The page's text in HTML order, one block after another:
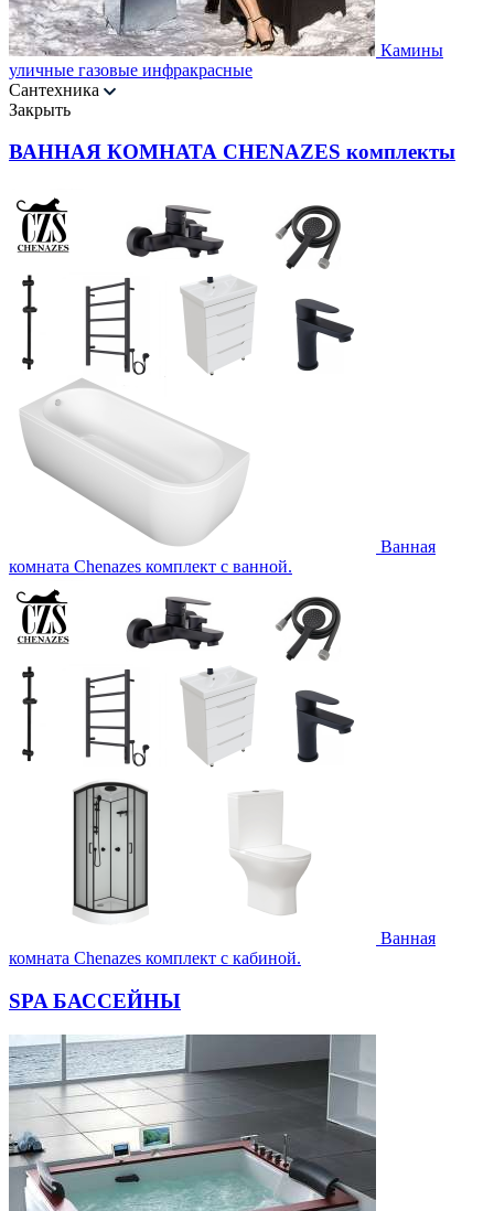
Камины
уличные газовые инфракрасные
Сантехника
Закрыть
ВАННАЯ КОМНАТА CHENAZES комплекты
Ванная
комната Chenazes комплект с ванной.
Ванная
комната Chenazes комплект с кабиной.
SPA БАССЕЙНЫ